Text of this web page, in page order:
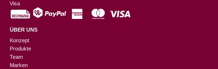
Visa
ÜBER UNS
Konzept
Produkte
Team
Marken